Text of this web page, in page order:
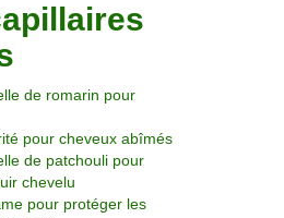
de romarin pour
pour cheveux abîmés
de patchouli pour
chevelu
pour protéger les